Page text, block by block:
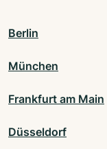
Berlin
München
Frankfurt am Main
Düsseldorf